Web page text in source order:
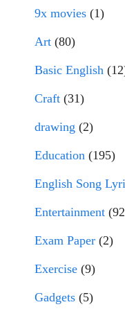
9x movies (1)
Art (80)
Basic English
Craft (31)
drawing (2)
Education (195)
English Song
Entertainment
Exam Paper (2)
Exercise (9)
Gadgets (5)